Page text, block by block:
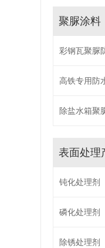
聚脲涂料
高铁专用防
除盐水箱聚
表面处理
钝化处理剂
磷化处理剂
除锈处理剂